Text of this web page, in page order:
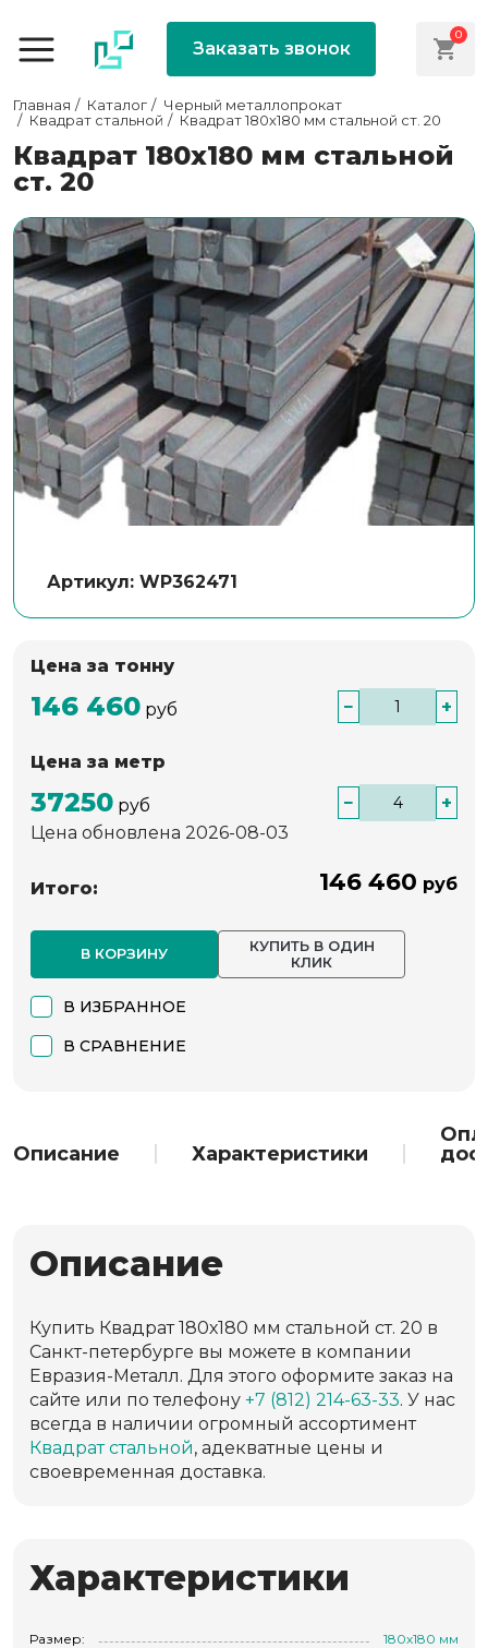
Заказать звонок
0
Главная Каталог
Черный металлопрокат
Квадрат стальной
Квадрат 180х180 мм стальной ст. 20
Квадрат 180х180 мм стальной
ст. 20
Артикул: WP362471
Цена за тонну
146 460 руб − +
Цена за метр
37250 руб −
+
Цена обновлена 2026-08-03
Итого: 146 460 руб
В КОРЗИНУ
КУПИТЬ В ОДИН
КЛИК
В ИЗБРАННОЕ
В СРАВНЕНИЕ
Описание Характеристики
Описание
Купить Квадрат 180х180 мм стальной ст. 20 в
Санкт-петербурге вы можете в компании
Евразия-Металл. Для этого оформите заказ на
сайте или по телефону +7 (812) 214-63-33. У нас
всегда в наличии огромный ассортимент
Квадрат стальной, адекватные цены и
своевременная доставка.
Характеристики
Размер:
180х180 мм